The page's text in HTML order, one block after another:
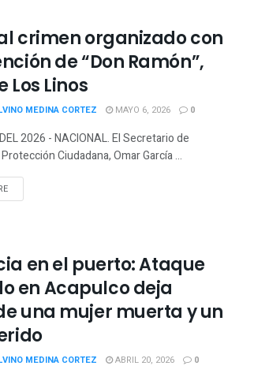
crimen organizado con
de “Don Ramón”,
Los Linos
MEDINA CORTEZ MAYO 6, 2026 0
2026 - NACIONAL. El Secretario de
Ciudadana, Omar García ...
en el puerto: Ataque
en Acapulco deja
una mujer muerta y un
MEDINA CORTEZ ABRIL 20, 2026 0